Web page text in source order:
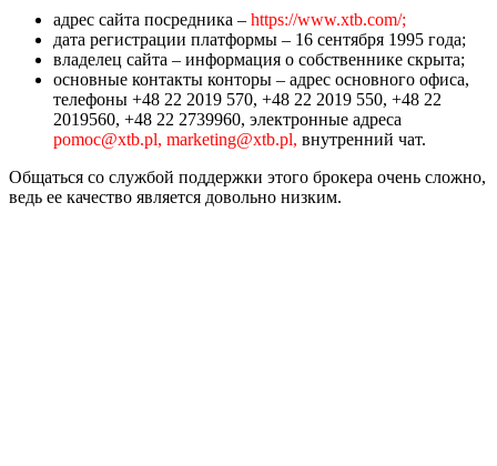
адрес сайта посредника – https://www.xtb.com/;
дата регистрации платформы – 16 сентября 1995 года;
владелец сайта – информация о собственнике скрыта;
основные контакты конторы – адрес основного офиса,
телефоны +48 22 2019 570, +48 22 2019 550, +48 22
2019560, +48 22 2739960, электронные адреса
pomoc@xtb.pl, marketing@xtb.pl, внутренний чат.
Общаться со службой поддержки этого брокера очень сложно,
ведь ее качество является довольно низким.